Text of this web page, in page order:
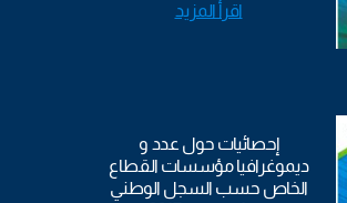
اقرأ المزيد
إحصائيات حول عدد و
ديموغرافيا مؤسسات القطاع
الخاص حسب السجل الوطني